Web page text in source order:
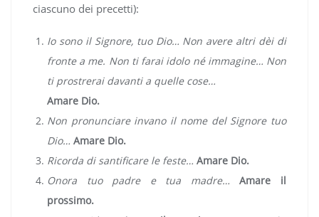
ciascuno dei precetti):
Io sono il Signore, tuo Dio… Non avere altri dèi di
fronte a me. Non ti farai idolo né immagine… Non
ti prostrerai davanti a quelle cose…
Amare Dio.
Non pronunciare invano il nome del Signore tuo
Dio… Amare Dio.
Ricorda di santificare le feste… Amare Dio.
Onora tuo padre e tua madre…
Amare il
prossimo.